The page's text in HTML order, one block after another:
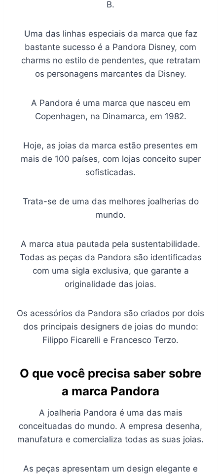
B.
Uma das linhas especiais da marca que faz
bastante sucesso é a Pandora Disney, com
charms no estilo de pendentes, que retratam
os personagens marcantes da Disney.
A Pandora é uma marca que nasceu em
Copenhagen, na Dinamarca, em 1982.
Hoje, as joias da marca estão presentes em
mais de 100 países, com lojas conceito super
sofisticadas.
Trata-se de uma das melhores joalherias do
mundo.
A marca atua pautada pela sustentabilidade.
Todas as peças da Pandora são identificadas
com uma sigla exclusiva, que garante a
originalidade das joias.
Os acessórios da Pandora são criados por dois
dos principais designers de joias do mundo:
Filippo Ficarelli e Francesco Terzo.
O que você precisa saber sobre
a marca Pandora
A joalheria Pandora é uma das mais
conceituadas do mundo. A empresa desenha,
manufatura e comercializa todas as suas joias.
As peças apresentam um design elegante e